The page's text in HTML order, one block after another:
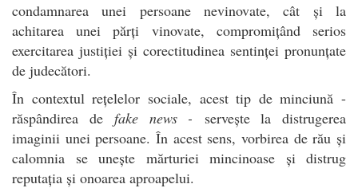
condamnarea unei persoane nevinovate, cât și la
achitarea unei părți vinovate, compromițând serios
exercitarea justiției și corectitudinea sentinței pronunțate
de judecători.
În contextul rețelelor sociale, acest tip de minciună -
răspândirea defake news - servește la distrugerea
imaginii unei persoane. În acest sens, vorbirea de rău și
calomnia se unește mărturiei mincinoase și distrug
reputația și onoarea aproapelui.